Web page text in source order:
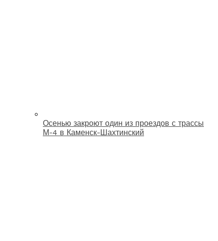
Осенью закроют один из проездов с трассы
М-4 в Каменск-Шахтинский